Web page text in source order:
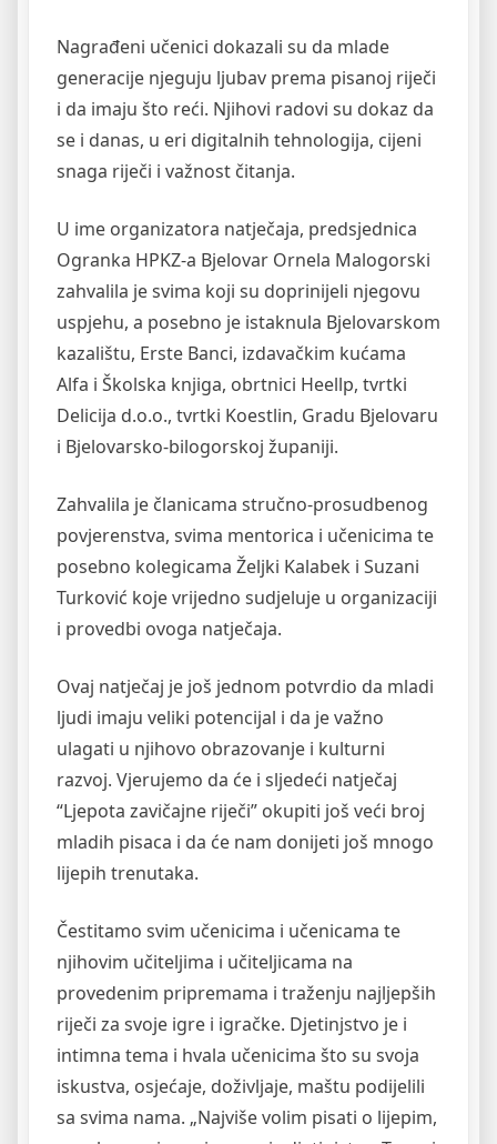
Nagrađeni učenici dokazali su da mlade
generacije njeguju ljubav prema pisanoj riječi
i da imaju što reći. Njihovi radovi su dokaz da
se i danas, u eri digitalnih tehnologija, cijeni
snaga riječi i važnost čitanja.
U ime organizatora natječaja, predsjednica
Ogranka HPKZ-a Bjelovar Ornela Malogorski
zahvalila je svima koji su doprinijeli njegovu
uspjehu, a posebno je istaknula Bjelovarskom
kazalištu, Erste Banci, izdavačkim kućama
Alfa i Školska knjiga, obrtnici Heellp, tvrtki
Delicija d.o.o., tvrtki Koestlin, Gradu Bjelovaru
i Bjelovarsko-bilogorskoj županiji.
Zahvalila je članicama stručno-prosudbenog
povjerenstva, svima mentorica i učenicima te
posebno kolegicama Željki Kalabek i Suzani
Turković koje vrijedno sudjeluje u organizaciji
i provedbi ovoga natječaja.
Ovaj natječaj je još jednom potvrdio da mladi
ljudi imaju veliki potencijal i da je važno
ulagati u njihovo obrazovanje i kulturni
razvoj. Vjerujemo da će i sljedeći natječaj
“Ljepota zavičajne riječi” okupiti još veći broj
mladih pisaca i da će nam donijeti još mnogo
lijepih trenutaka.
Čestitamo svim učenicima i učenicama te
njihovim učiteljima i učiteljicama na
provedenim pripremama i traženju najljepših
riječi za svoje igre i igračke. Djetinjstvo je i
intimna tema i hvala učenicima što su svoja
iskustva, osjećaje, doživljaje, maštu podijelili
sa svima nama. „Najviše volim pisati o lijepim,